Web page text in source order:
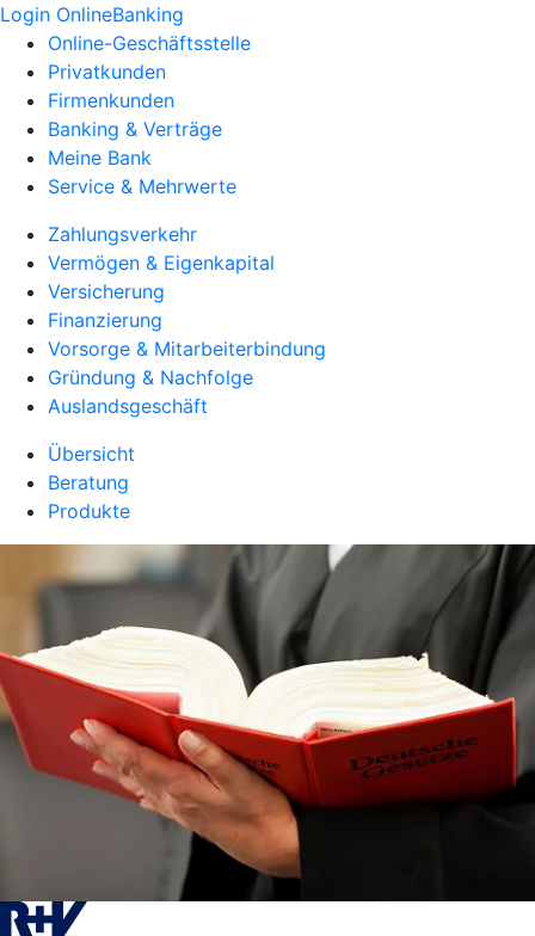
Login OnlineBanking
Online-Geschäftsstelle
Privatkunden
Firmenkunden
Banking & Verträge
Meine Bank
Service & Mehrwerte
Zahlungsverkehr
Vermögen & Eigenkapital
Versicherung
Finanzierung
Vorsorge & Mitarbeiterbindung
Gründung & Nachfolge
Auslandsgeschäft
Übersicht
Beratung
Produkte